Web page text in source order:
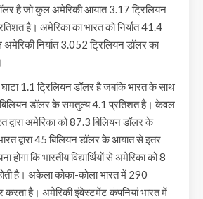
है जो कुल अमेरिकी आयात 3.17 ट्रिलियन
है। अमेरिका का भारत को निर्यात 41.4
निर्यात 3.052 ट्रिलियन डॉलर का
घाटा 1.1 ट्रिलियन डॉलर है जबकि भारत के साथ
बिलियन डॉलर के समतुल्य 4.1 प्रतिशत है। केवल
द्वारा अमेरिका को 87.3 बिलियन डॉलर के
द्वारा 45 बिलियन डॉलर के आयात से इतर
होगा कि भारतीय विद्यार्थियों से अमेरिका को 8
है। अकेला कोका-कोला भारत में 290
करता है। अमेरिकी इंवेस्टमेंट कंपनियां भारत में